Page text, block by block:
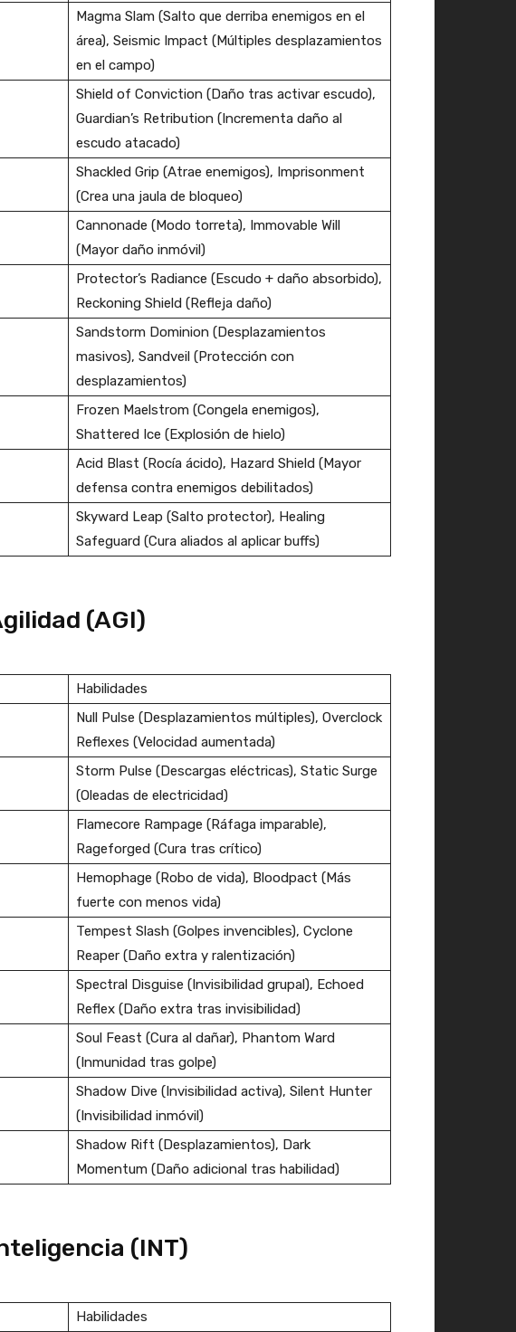
Magma Slam (Salto que derriba enemigos en el
área), Seismic Impact (Múltiples desplazamientos
en el campo)
Shield of Conviction (Daño tras activar escudo),
Guardian’s Retribution (Incrementa daño al
escudo atacado)
Shackled Grip (Atrae enemigos), Imprisonment
(Crea una jaula de bloqueo)
Cannonade (Modo torreta), Immovable Will
(Mayor daño inmóvil)
Protector’s Radiance (Escudo + daño absorbido),
Reckoning Shield (Refleja daño)
Sandstorm Dominion (Desplazamientos
masivos), Sandveil (Protección con
desplazamientos)
Frozen Maelstrom (Congela enemigos),
Shattered Ice (Explosión de hielo)
Acid Blast (Rocía ácido), Hazard Shield (Mayor
defensa contra enemigos debilitados)
Skyward Leap (Salto protector), Healing
Safeguard (Cura aliados al aplicar buffs)
(AGI)
Habilidades
Null Pulse (Desplazamientos múltiples), Overclock
Reflexes (Velocidad aumentada)
Storm Pulse (Descargas eléctricas), Static Surge
(Oleadas de electricidad)
Flamecore Rampage (Ráfaga imparable),
Rageforged (Cura tras crítico)
Hemophage (Robo de vida), Bloodpact (Más
fuerte con menos vida)
Tempest Slash (Golpes invencibles), Cyclone
Reaper (Daño extra y ralentización)
Spectral Disguise (Invisibilidad grupal), Echoed
Reflex (Daño extra tras invisibilidad)
Soul Feast (Cura al dañar), Phantom Ward
(Inmunidad tras golpe)
Shadow Dive (Invisibilidad activa), Silent Hunter
(Invisibilidad inmóvil)
Shadow Rift (Desplazamientos), Dark
Momentum (Daño adicional tras habilidad)
(INT)
Habilidades